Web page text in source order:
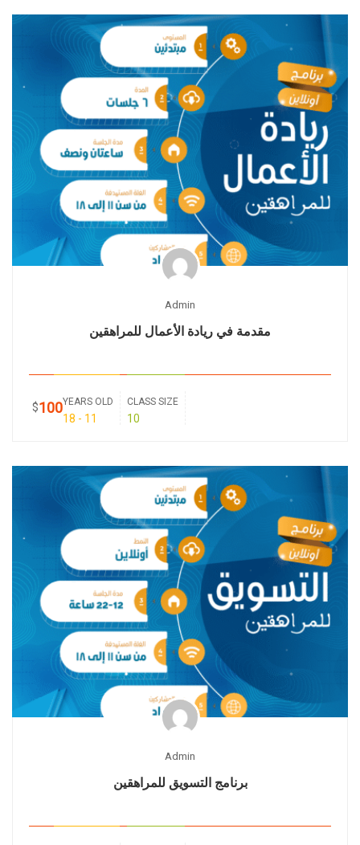
Admin
مقدمة في ريادة الأعمال للمراهقين
CLASS SIZE
10
YEARS OLD
11 - 18
100
$
Admin
برنامج التسويق للمراهقين